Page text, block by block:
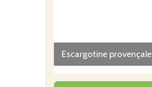
Escargotine provençale